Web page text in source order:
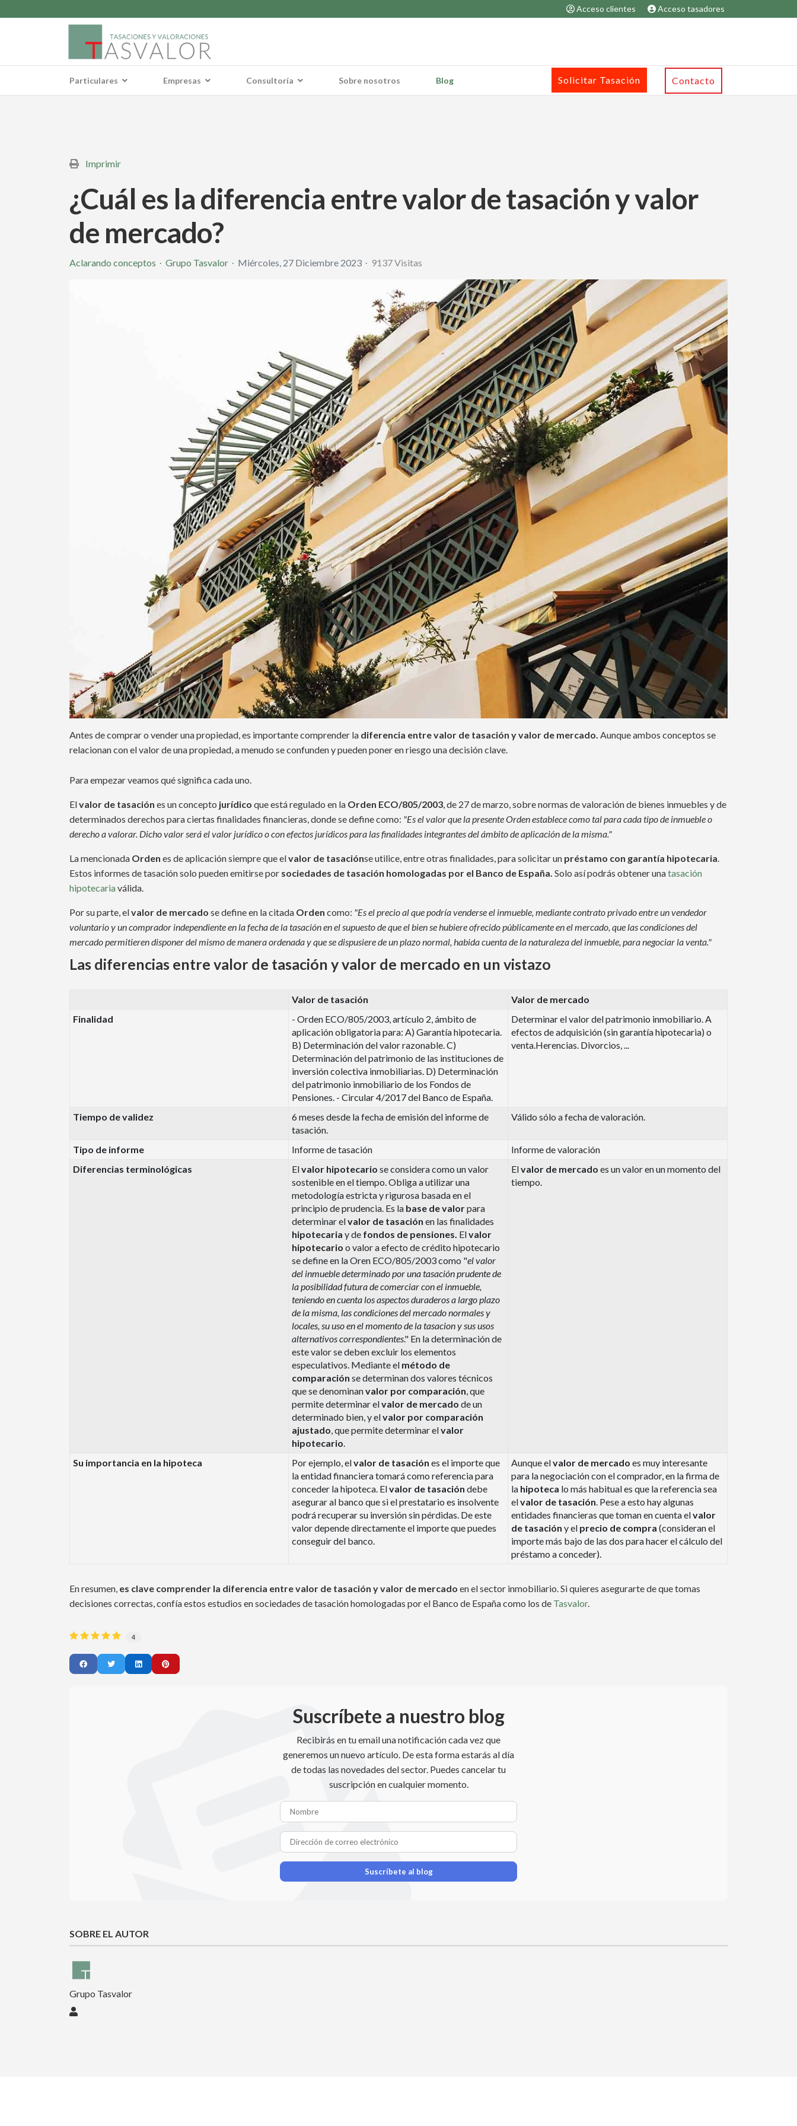
Acceso clientes Acceso tasadores
Solicitar Tasación Contacto
Particulares Empresas Consultoría Sobre nosotros Blog
Imprimir
¿Cuál es la diferencia entre valor de tasación y valor
de mercado?
Aclarando conceptos Grupo Tasvalor Miércoles, 27 Diciembre 2023 9137 Visitas
Antes de comprar o vender una propiedad, es importante comprender la diferencia entre valor de tasación y valor de mercado. Aunque ambos conceptos se
relacionan con el valor de una propiedad, a menudo se confunden y pueden poner en riesgo una decisión clave.
Para empezar veamos qué significa cada uno.
Elvalor de tasación es un concepto jurídico que está regulado en la Orden ECO/805/2003, de 27 de marzo, sobre normas de valoración de bienes inmuebles y de
determinados derechos para ciertas finalidades financieras, donde se define como: "Es el valor que la presente Orden establece como tal para cada tipo de inmueble o
derecho a valorar. Dicho valor será el valor jurídico o con efectos jurídicos para las finalidades integrantes del ámbito de aplicación de la misma."
La mencionada Orden es de aplicación siempre que elvalor de tasaciónse utilice, entre otras finalidades, para solicitar un préstamo con garantía hipotecaria.
Estos informes de tasación solo pueden emitirse por sociedades de tasación homologadas por el Banco de España. Solo así podrás obtener unatasación
hipotecariaválida.
Por su parte, elvalor de mercado se define en la citada Orden como: "Es el precio al que podría venderse el inmueble, mediante contrato privado entre un vendedor
voluntario y un comprador independiente en la fecha de la tasación en el supuesto de que el bien se hubiere ofrecido públicamente en el mercado, que las condiciones del
mercado permitieren disponer del mismo de manera ordenada y que se dispusiere de un plazo normal, habida cuenta de la naturaleza del inmueble, para negociar la venta."
Las diferencias entre valor de tasación y valor de mercado en un vistazo
Valor de tasación
Valor de mercado
Finalidad
- Orden ECO/805/2003, artículo 2, ámbito de
aplicación obligatoria para: A) Garantía hipotecaria.
B) Determinación del valor razonable. C)
Determinación del patrimonio de las instituciones de
inversión colectiva inmobiliarias. D) Determinación
del patrimonio inmobiliario de los Fondos de
Pensiones. - Circular 4/2017 del Banco de España.
Determinar el valor del patrimonio inmobiliario. A
efectos de adquisición (sin garantía hipotecaria) o
venta.Herencias. Divorcios, ...
Tiempo de validez
6 meses desde la fecha de emisión del informe de
tasación.
Válido sólo a fecha de valoración.
Tipo de informe Informe de tasación
Informe de valoración
Diferencias terminológicas
Elvalor hipotecario se consideracomo un valor
sostenible en el tiempo. Obliga a utilizar una
metodología estricta y rigurosa basada en el
principio de prudencia. Es la base de valorpara
determinar elvalor de tasación en las finalidades
hipotecaria y de fondos de pensiones. Elvalor
hipotecario o valor a efecto de crédito hipotecario
se define en la Oren ECO/805/2003 como "el valor
del inmueble determinado por una tasación prudente de
la posibilidad futura de comerciar con el inmueble,
teniendo en cuenta los aspectos duraderos a largo plazo
de la misma, las condiciones del mercado normales y
locales, su uso en el momento de la tasacion y sus usos
alternativos correspondientes." En la determinación de
este valor se deben excluir los elementos
especulativos. Mediante el método de
comparación se determinan dos valores técnicos
que se denominanvalor por comparación, que
permite determinar elvalor de mercado de un
determinado bien, y elvalor por comparación
ajustado, que permite determinar elvalor
hipotecario.
Elvalor de mercado es un valor en un momento del
tiempo.
Su importancia en la hipoteca Por ejemplo, elvalor de tasación es el importe que
la entidad financiera tomará como referencia para
conceder la hipoteca. Elvalor de tasación debe
asegurar al banco que si el prestatario es insolvente
podrá recuperar su inversión sin pérdidas. De este
valor depende directamente el importe que puedes
conseguir del banco.
Aunque elvalor de mercado es muy interesante
para la negociación con el comprador, en la firma de
la hipoteca lo más habitual es que la referencia sea
elvalor de tasación. Pese a esto hay algunas
entidades financieras que toman en cuenta elvalor
de tasación y el precio de compra (consideran el
importe más bajo de las dos para hacer el cálculo del
préstamo a conceder).
En resumen, es clave comprender la diferencia entre valor de tasación y valor de mercado en el sector inmobiliario. Si quieres asegurarte de que tomas
decisiones correctas, confía estos estudios en sociedades de tasación homologadas por el Banco de España como los de Tasvalor.
4
Suscríbete a nuestro blog
Recibirás en tu email una notificación cada vez que
generemos un nuevo artículo. De esta forma estarás al día
de todas las novedades del sector. Puedes cancelar tu
suscripción en cualquier momento.
Suscríbete al blog
SOBRE EL AUTOR
Grupo Tasvalor
Grupo Tasvalor